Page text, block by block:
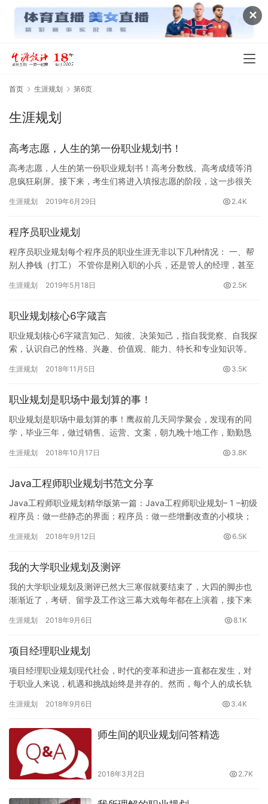
✕
首页 生涯规划 第6页
生涯规划
高考志愿，人生的第一份职业规划书！
高考志愿，人生的第一份职业规划书！高考分数线、高考成绩等消
息疯狂刷屏。接下来，考生们将进入填报志愿的阶段，这一步很关
中最基…
生涯规划 2019年6月29日 2.4K
程序员职业规划
程序员职业规划每个程序员的职业生涯无非以下几种情况： 一、帮
别人挣钱（打工） 不管你是刚入职的小兵，还是管人的经理，甚至
发…
生涯规划 2019年5月18日 2.5K
职业规划核心6字箴言
职业规划核心6字箴言知己、知彼、决策知己，指自我觉察、自我探
索，认识自己的性格、兴趣、价值观、能力、特长和专业知识等。
职业…
生涯规划 2018年11月5日 3.5K
职业规划是职场中最划算的事！
职业规划是职场中最划算的事！鹰叔前几天同学聚会，发现有的同
学，毕业三年，做过销售、运营、文案，朝九晚十地工作，勤勤恳
不敢…
生涯规划 2018年10月17日 3.8K
Java工程师职业规划书范文分享
Java工程师职业规划精华版第一篇：Java工程师职业规划– 1 –初级
程序员：做一些静态的界面；程序员：做一些增删改查的小模块；
生涯规划 2018年9月12日 6.5K
我的大学职业规划及测评
我的大学职业规划及测评已然大三寒假就要结束了，大四的脚步也
渐渐近了，考研、留学及工作这三幕大戏每年都在上演着，接下来
这个三…
生涯规划 2018年9月6日 8.1K
项目经理职业规划
项目经理职业规划现代社会，时代的变革和进步一直都在发生，对
于职业人来说，机遇和挑战始终是并存的。然而，每个人的成长轨
除外）…
生涯规划 2018年9月6日 3.4K
师生间的职业规划问答精选
2018年3月2日 2.7K